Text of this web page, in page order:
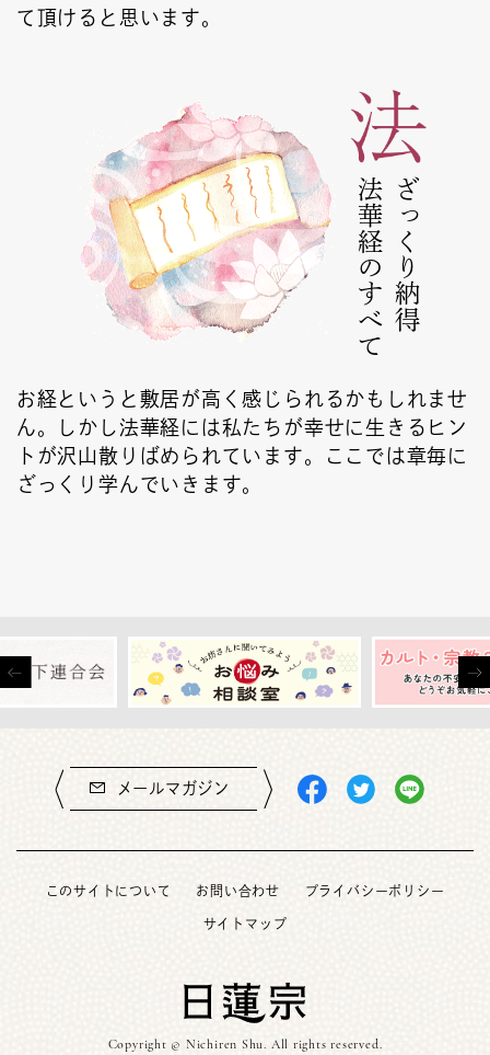
て頂けると思います。
ざっくり納得
法華経のすべて
お経というと敷居が高く感じられるかもしれませ
ん。しかし法華経には私たちが幸せに生きるヒン
トが沢山散りばめられています。ここでは章毎に
ざっくり学んでいきます。
メールマガジン
このサイトについて お問い合わせ プライバシーポリシー
サイトマップ
Copyright © Nichiren Shu. All rights reserved.